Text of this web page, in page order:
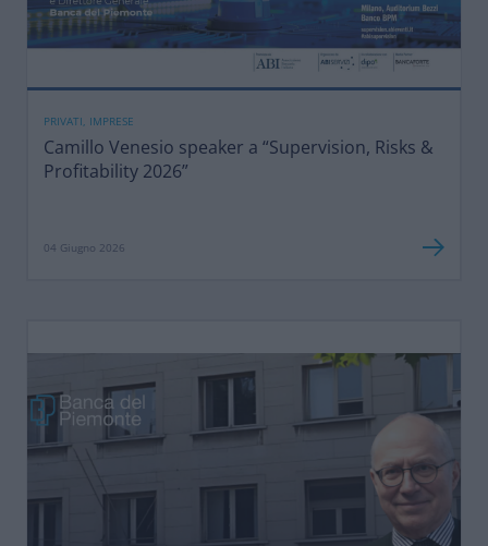
PRIVATI, IMPRESE
Camillo Venesio speaker a “Supervision, Risks &
Profitability 2026”
04 Giugno 2026